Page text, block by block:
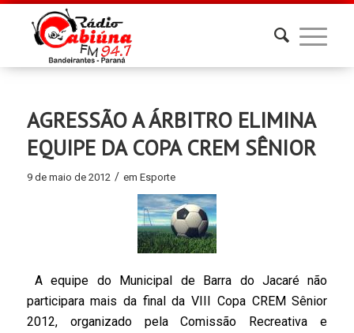
AGRESSÃO A ÁRBITRO ELIMINA
EQUIPE DA COPA CREM SÊNIOR
9 de maio de 2012 / em Esporte
A equipe do Municipal de Barra do Jacaré não
participara mais da final da VIII Copa CREM Sênior
2012, organizado pela Comissão Recreativa e